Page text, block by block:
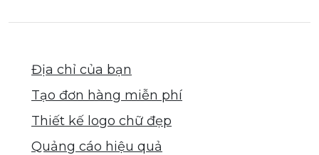
Địa chỉ của bạn
Tạo đơn hàng miễn phí
Thiết kế logo chữ đẹp
Quảng cáo hiệu quả